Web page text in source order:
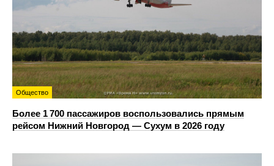
Общество
Более 1 700 пассажиров воспользовались прямым
рейсом Нижний Новгород — Сухум в 2026 году